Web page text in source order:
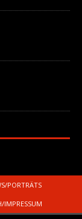
PORTRÄTS
IMPRESSUM